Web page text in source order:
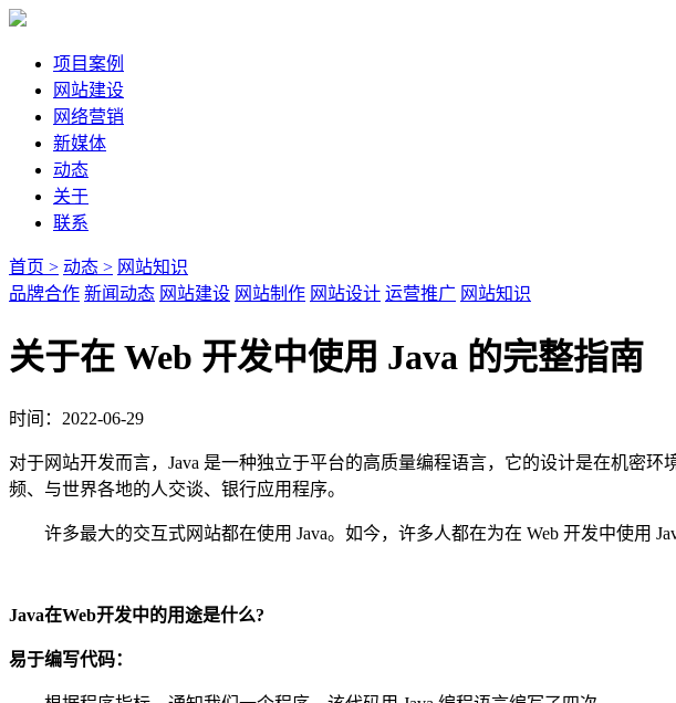
项目案例
网站建设
网络营销
新媒体
动态
关于
联系
首页 > 动态 > 网站知识
品牌合作 新闻动态 网站建设 网站制作 网站设计 运营推广 网站知识
关于在 Web 开发中使用 Java 的完整指南
时间：2022-06-29
对于网站开发而言，Java 是一种独立于平台的高质量编程语言，它的设计是在机密
频、与世界各地的人交谈、银行应用程序。
许多最大的交互式网站都在使用 Java。如今，许多人都在为在 Web 开发中使用
Java在Web开发中的用途是什么?
易于编写代码：